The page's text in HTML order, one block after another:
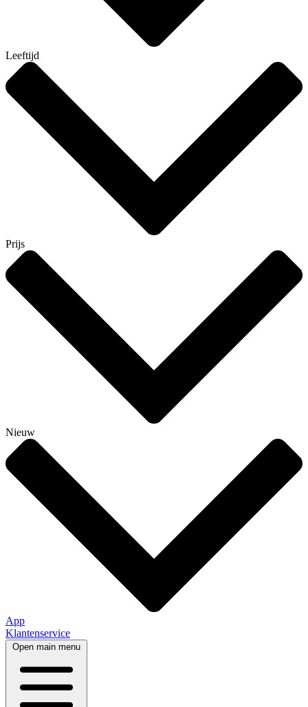
Leeftijd
Prijs
Nieuw
App
Klantenservice
Open main menu